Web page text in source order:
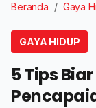
Beranda / Gaya
GAYA HIDUP
5 Tips